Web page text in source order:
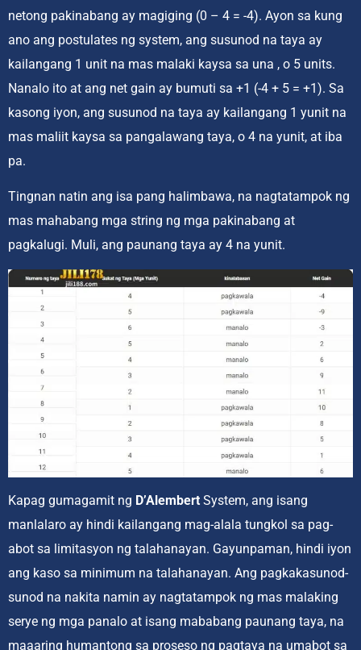
netong pakinabang ay magiging (0 – 4 = -4). Ayon sa kung
ano ang postulates ng system, ang susunod na taya ay
kailangang 1 unit na mas malaki kaysa sa una , o 5 units.
Nanalo ito at ang net gain ay bumuti sa +1 (-4 + 5 = +1). Sa
kasong iyon, ang susunod na taya ay kailangang 1 yunit na
mas maliit kaysa sa pangalawang taya, o 4 na yunit, at iba
pa.
Tingnan natin ang isa pang halimbawa, na nagtatampok ng
mas mahabang mga string ng mga pakinabang at
pagkalugi. Muli, ang paunang taya ay 4 na yunit.
Kapag gumagamit ng D’Alembert System, ang isang
manlalaro ay hindi kailangang mag-alala tungkol sa pag-
abot sa limitasyon ng talahanayan. Gayunpaman, hindi iyon
ang kaso sa minimum na talahanayan. Ang pagkakasunod-
sunod na nakita namin ay nagtatampok ng mas malaking
serye ng mga panalo at isang mababang paunang taya, na
maaaring humantong sa proseso ng pagtaya na umabot sa